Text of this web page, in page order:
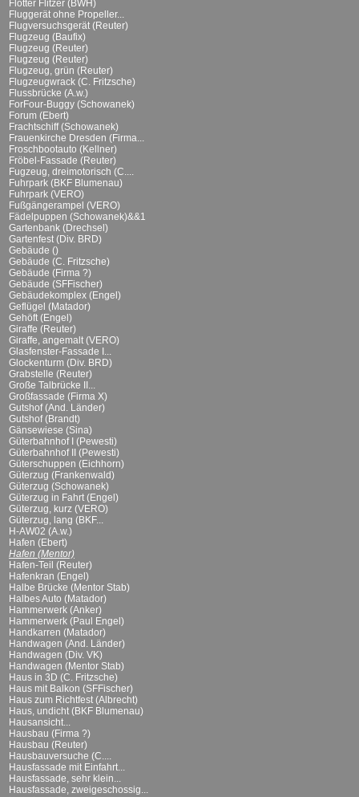
Flotter Flitzer (BWH)
Fluggerät ohne Propeller...
Flugversuchsgerät (Reuter)
Flugzeug (Baufix)
Flugzeug (Reuter)
Flugzeug (Reuter)
Flugzeug, grün (Reuter)
Flugzeugwrack (C. Fritzsche)
Flussbrücke (A.w.)
ForFour-Buggy (Schowanek)
Forum (Ebert)
Frachtschiff (Schowanek)
Frauenkirche Dresden (Firma...
Froschbootauto (Kellner)
Fröbel-Fassade (Reuter)
Fugzeug, dreimotorisch (C....
Fuhrpark (BKF Blumenau)
Fuhrpark (VERO)
Fußgängerampel (VERO)
Fädelpuppen (Schowanek)&&1
Gartenbank (Drechsel)
Gartenfest (Div. BRD)
Gebäude ()
Gebäude (C. Fritzsche)
Gebäude (Firma ?)
Gebäude (SFFischer)
Gebäudekomplex (Engel)
Geflügel (Matador)
Gehöft (Engel)
Giraffe (Reuter)
Giraffe, angemalt (VERO)
Glasfenster-Fassade I...
Glockenturm (Div. BRD)
Grabstelle (Reuter)
Große Talbrücke II...
Großfassade (Firma X)
Gutshof (And. Länder)
Gutshof (Brandt)
Gänsewiese (Sina)
Güterbahnhof I (Pewesti)
Güterbahnhof II (Pewesti)
Güterschuppen (Eichhorn)
Güterzug (Frankenwald)
Güterzug (Schowanek)
Güterzug in Fahrt (Engel)
Güterzug, kurz (VERO)
Güterzug, lang (BKF...
H-AW02 (A.w.)
Hafen (Ebert)
Hafen (Mentor)
Hafen-Teil (Reuter)
Hafenkran (Engel)
Halbe Brücke (Mentor Stab)
Halbes Auto (Matador)
Hammerwerk (Anker)
Hammerwerk (Paul Engel)
Handkarren (Matador)
Handwagen (And. Länder)
Handwagen (Div. VK)
Handwagen (Mentor Stab)
Haus in 3D (C. Fritzsche)
Haus mit Balkon (SFFischer)
Haus zum Richtfest (Albrecht)
Haus, undicht (BKF Blumenau)
Hausansicht...
Hausbau (Firma ?)
Hausbau (Reuter)
Hausbauversuche (C....
Hausfassade mit Einfahrt...
Hausfassade, sehr klein...
Hausfassade, zweigeschossig...